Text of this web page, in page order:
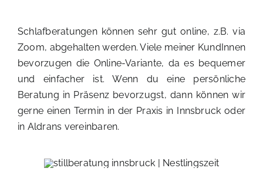
Schlafberatungen können sehr gut online, z.B. via
Zoom, abgehalten werden. Viele meiner KundInnen
bevorzugen die Online-Variante, da es bequemer
und einfacher ist. Wenn du eine persönliche
Beratung in Präsenz bevorzugst, dann können wir
gerne einen Termin in der Praxis in Innsbruck oder
in Aldrans vereinbaren.